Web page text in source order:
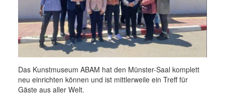
Das Kunstmuseum ABAM hat den Münster-Saal komplett
neu einrichten können und ist mittlerweile ein Treff für
Gäste aus aller Welt.